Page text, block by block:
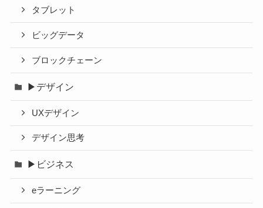
タブレット
ビッグデータ
ブロックチェーン
▶デザイン
UXデザイン
デザイン思考
▶ビジネス
eラーニング